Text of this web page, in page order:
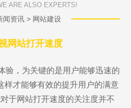
ARE ALSO EXPERTS!
闻资讯 > 网站建设
网站打开速度
验，为关键的是用户能够迅速的
样才能够有效的提升用户的满意
于网站打开速度的关注度并不